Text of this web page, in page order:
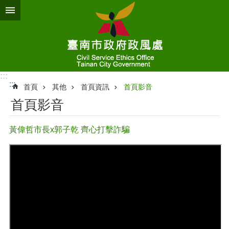
跳到主要內容區塊
:::
:::
首頁 其他 首頁資訊 首頁影音
首頁影音
黃偉哲市長x郭子乾 齊心打擊詐騙